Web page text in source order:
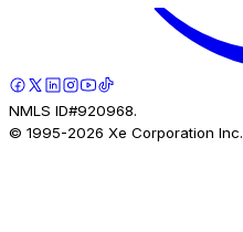
NMLS ID#920968.
© 1995-2026 Xe Corporation Inc.